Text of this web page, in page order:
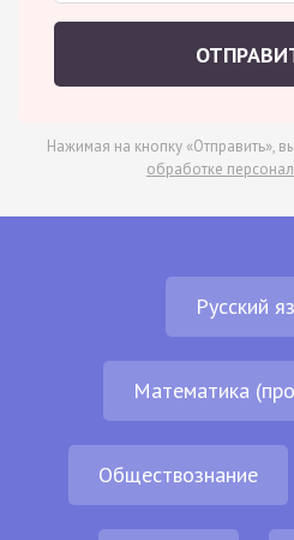
Нажимая на кнопку «Отправить»,
обработке
Русский
Математика
Обществознание